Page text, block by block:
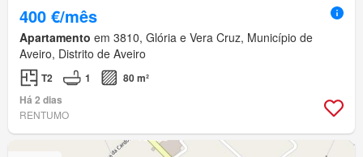
400 €/mês
Apartamento em 3810, Glória e Vera Cruz, Município de
Aveiro, Distrito de Aveiro
T2 1
80 m²
Há 2 dias
RENTUMO